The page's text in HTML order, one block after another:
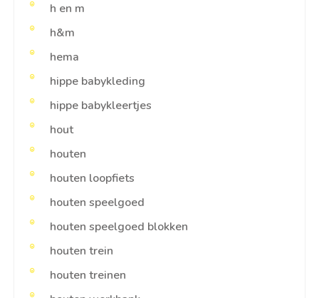
h en m
h&m
hema
hippe babykleding
hippe babykleertjes
hout
houten
houten loopfiets
houten speelgoed
houten speelgoed blokken
houten trein
houten treinen